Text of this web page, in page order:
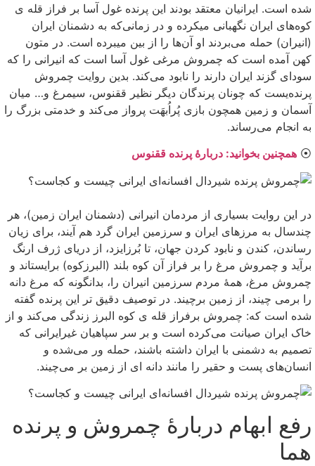
شده است. ایرانیان معتقد بودند این پرنده غول آسا بر فراز قله ی
کوه‌های ایران نگهبانی میکرده و در زمانی‌که به دشمنان ایران
(انیران) حمله می‌بردند او آن‌ها را از بین میبرده است. در متون
کهن آمده است که چمروش مرغی غول آسا است که انیرانی را که
سودای گزند ایران دارند را نابود می‌کند. بدین روایت چمروش
پرنده‌یست که چونان پرندگان دیگر نظیر ققنوس، سیمرغ و… میان
آسمان و زمین همچون بازی پُراُبهَت پرواز می‌کند و خدمتی بزرگ را
به انجام می‌رساند.
⦿ همچنین بخوانید: دربارهٔ پرنده ققنوس
در این روایت بسیاری از مردمان انیرانی (دشمنان ایران زمین)، هر
چندسال به مرزهای ایران و سرزمین ایران گرد هم آیند، برای زیان
رساندن، کندن و نابود کردن جهان، تا بُرزایزد، از دریای ژرف ارنگ
برآید و چمروش مرغ را بر فراز آن کوه بلند (البرزکوه) برایستاند و
چمروش مرغ، همهٔ مردم سرزمین انیران را، بدانگونه که مرغ دانه
را برمی چیند، از زمین برچیند. در توصیف دقیق تر این پرنده گفته
شده است که: چمروش برفراز قله ی کوه البرز زندگی می‌کند و از
خاک ایران صیانت می‌کرده است و بر سر سپاهیان غیرایرانی که
تصمیم به دشمنی با ایران داشته باشند، حمله ور می‌شده و
انسان‌های پست و حقیر را مانند دانه ای از زمین بر می‌چیند.
رفع ابهام دربارهٔ چمروش و پرنده
هما